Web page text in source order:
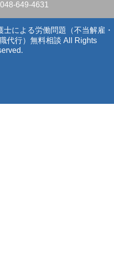
649-4631
による労働問題（不当解雇・
代行）無料相談 All Rights